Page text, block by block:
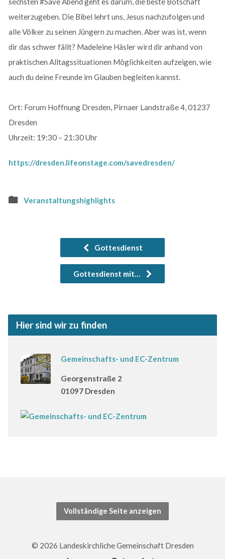
weiterzugeben. Die Bibel lehrt uns, Jesus nachzufolgen und
alle Völker zu seinen Jüngern zu machen. Aber was ist, wenn
dir das schwer fällt? Madeleine Häsler wird dir anhand von
praktischen Alltagssituationen Möglichkeiten aufzeigen, wie
auch du deine Freunde im Glauben begleiten kannst.
Ort: Forum Hoffnung Dresden, Pirnaer Landstraße 4, 01237
Dresden
Uhrzeit: 19:30 – 21:30 Uhr
https://dresden.lifeonstage.com/savedresden/
Veranstaltungshighlights
Gottesdienst
Gottesdienst mit…
Hier sind wir zu finden
Gemeinschafts- und EC-Zentrum
Georgenstraße 2
01097 Dresden
Vollständige Seite anzeigen
© 2026 Landeskirchliche Gemeinschaft Dresden